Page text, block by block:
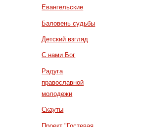
Евангельские
Баловень судьбы
Детский взгляд
С нами Бог
Радуга
православной
молодежи
Скауты